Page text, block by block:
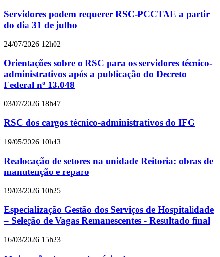
Servidores podem requerer RSC-PCCTAE a partir
do dia 31 de julho
24/07/2026 12h02
Orientações sobre o RSC para os servidores técnico-
administrativos após a publicação do Decreto
Federal nº 13.048
03/07/2026 18h47
RSC dos cargos técnico-administrativos do IFG
19/05/2026 10h43
Realocação de setores na unidade Reitoria: obras de
manutenção e reparo
19/03/2026 10h25
Especialização Gestão dos Serviços de Hospitalidade
– Seleção de Vagas Remanescentes - Resultado final
16/03/2026 15h23